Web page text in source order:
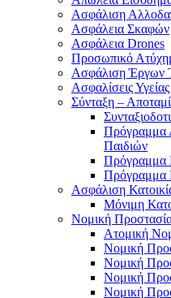
Ασφάλιση
Ασφάλεια Σκαφών
Ασφάλεια Drones
Προσωπικό
Ασφάλιση Έργων
Ασφαλίσεις Υγείας
Σύνταξη –
Πρόγραμμα
Παιδιών
Πρόγραμμα
Πρόγραμμα
Ασφάλιση
Μόνιμη
Νομική
Ατομική
Νομική
Νομική
Νομική
Νομική